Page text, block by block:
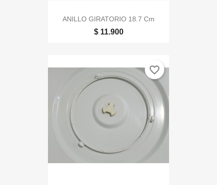
ANILLO GIRATORIO 18.7 Cm
$ 11.900
favorite_border